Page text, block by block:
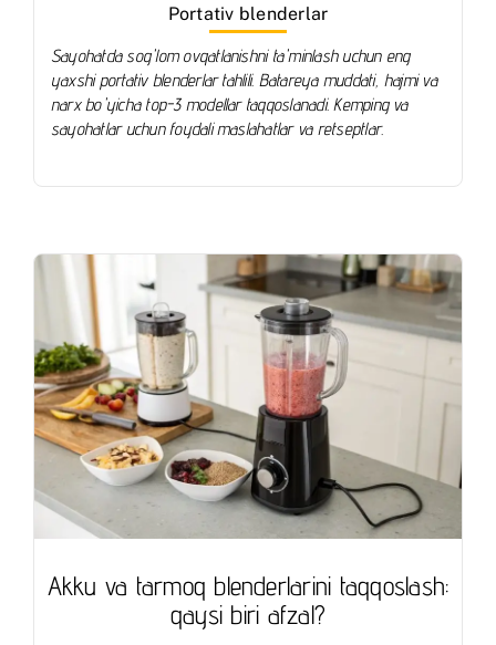
Portativ blenderlar
Sayohatda sog'lom ovqatlanishni ta'minlash uchun eng
yaxshi portativ blenderlar tahlili. Batareya muddati, hajmi va
narx bo'yicha top-3 modellar taqqoslanadi. Kemping va
sayohatlar uchun foydali maslahatlar va retseptlar.
Akku va tarmoq blenderlarini taqqoslash:
qaysi biri afzal?